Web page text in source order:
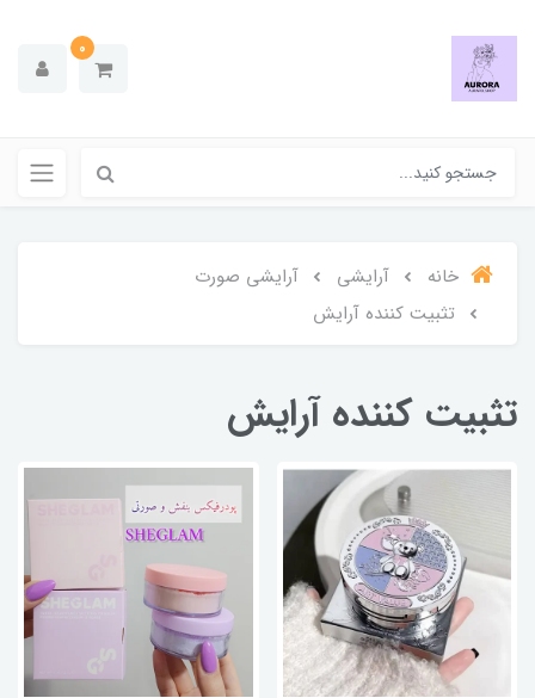
0
خانه آرایشی
آرایشی صورت
تثبیت کننده آرایش
تثبیت کننده آرایش